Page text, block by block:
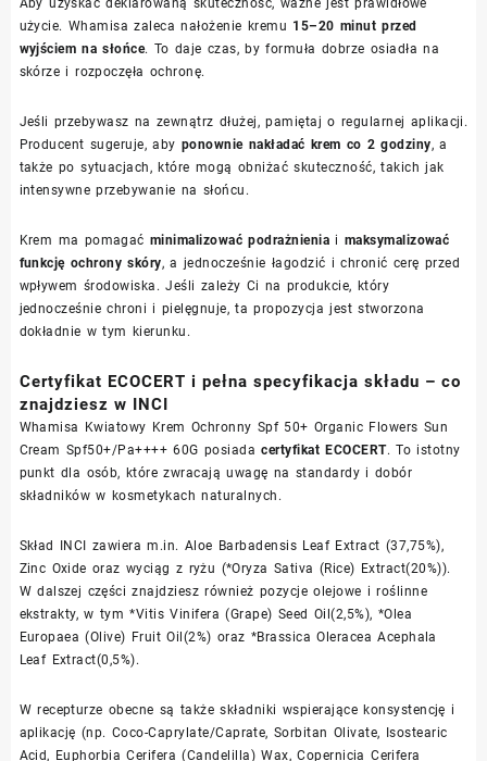
Aby uzyskać deklarowaną skuteczność, ważne jest prawidłowe
użycie. Whamisa zaleca nałożenie kremu 15–20 minut przed
wyjściem na słońce. To daje czas, by formuła dobrze osiadła na
skórze i rozpoczęła ochronę.
Jeśli przebywasz na zewnątrz dłużej, pamiętaj o regularnej aplikacji.
Producent sugeruje, aby ponownie nakładać krem co 2 godziny, a
także po sytuacjach, które mogą obniżać skuteczność, takich jak
intensywne przebywanie na słońcu.
Krem ma pomagać minimalizować podrażnienia i maksymalizować
funkcję ochrony skóry, a jednocześnie łagodzić i chronić cerę przed
wpływem środowiska. Jeśli zależy Ci na produkcie, który
jednocześnie chroni i pielęgnuje, ta propozycja jest stworzona
dokładnie w tym kierunku.
Certyfikat ECOCERT i pełna specyfikacja składu – co
znajdziesz w INCI
Whamisa Kwiatowy Krem Ochronny Spf 50+ Organic Flowers Sun
Cream Spf50+/Pa++++ 60G posiadacertyfikat ECOCERT. To istotny
punkt dla osób, które zwracają uwagę na standardy i dobór
składników w kosmetykach naturalnych.
Skład INCI zawiera m.in. Aloe Barbadensis Leaf Extract (37,75%),
Zinc Oxide oraz wyciąg z ryżu (*Oryza Sativa (Rice) Extract(20%)).
W dalszej części znajdziesz również pozycje olejowe i roślinne
ekstrakty, w tym *Vitis Vinifera (Grape) Seed Oil(2,5%), *Olea
Europaea (Olive) Fruit Oil(2%) oraz *Brassica Oleracea Acephala
Leaf Extract(0,5%).
W recepturze obecne są także składniki wspierające konsystencję i
aplikację (np. Coco-Caprylate/Caprate, Sorbitan Olivate, Isostearic
Acid, Euphorbia Cerifera (Candelilla) Wax, Copernicia Cerifera